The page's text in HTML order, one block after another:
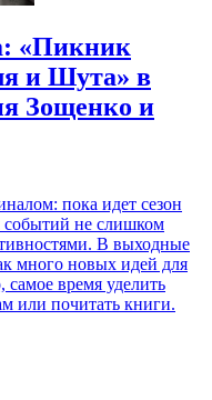
«Пикник
и Шута» в
Зощенко и
пока идет сезон
событий не слишком
В выходные
много новых идей для
время уделить
или почитать книги.